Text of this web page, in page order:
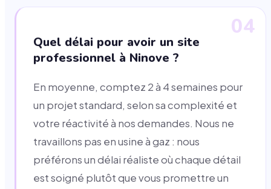
04
Quel délai pour avoir un site
professionnel à Ninove ?
En moyenne, comptez 2 à 4 semaines pour
un projet standard, selon sa complexité et
votre réactivité à nos demandes. Nous ne
travaillons pas en usine à gaz : nous
préférons un délai réaliste où chaque détail
est soigné plutôt que vous promettre un